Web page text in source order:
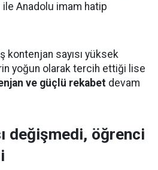
Anadolu imam hatip
kontenjan sayısı yüksek
yoğun olarak tercih ettiği lise
ve güçlü rekabet devam
değişmedi, öğrenci